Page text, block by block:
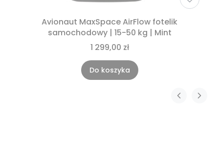
Avionaut MaxSpace AirFlow fotelik
samochodowy | 15-50 kg | Mint
1 299,00 zł
Do koszyka